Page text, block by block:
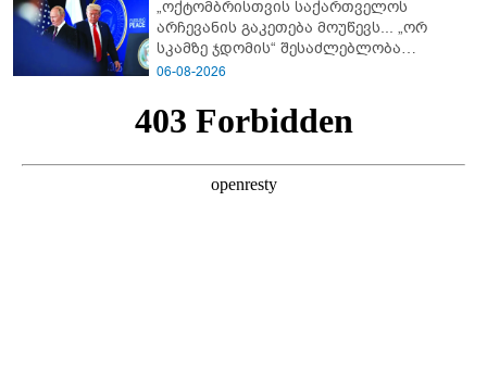
„ოქტომბრისთვის საქართველოს
არჩევანის გაკეთება მოუწევს... „ორ
სკამზე ჯდომის“ შესაძლებლობა
შეიძლება დასრულდეს“ - მირიან
06-08-2026